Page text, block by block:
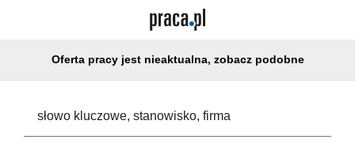
Oferta pracy jest nieaktualna, zobacz podobne